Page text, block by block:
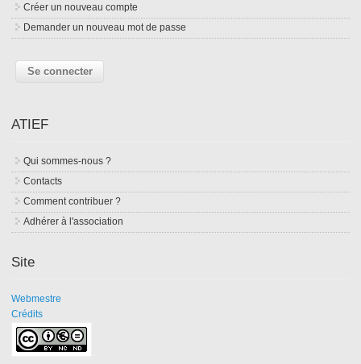
Créer un nouveau compte
Demander un nouveau mot de passe
ATIEF
Qui sommes-nous ?
Contacts
Comment contribuer ?
Adhérer à l'association
Site
Webmestre
Crédits